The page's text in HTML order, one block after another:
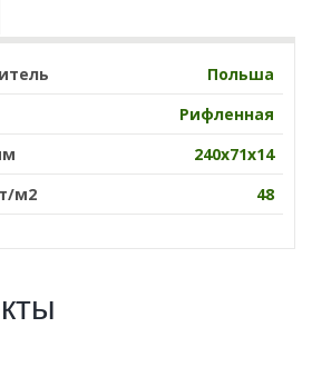
Польша
Рифленная
240х71х14
м2
48